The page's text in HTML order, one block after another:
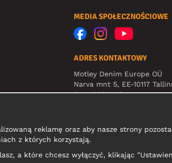
MEDIA SPOŁECZNOŚCIOWE
ADRES KONTAKTOWY
Motley Denim Europe OÜ
Narva mnt 5, EE-10117
Reg: 12356245
reklamę oraz aby nasze strony
z których korzystają.
a które chcesz wyłączyć, klikając